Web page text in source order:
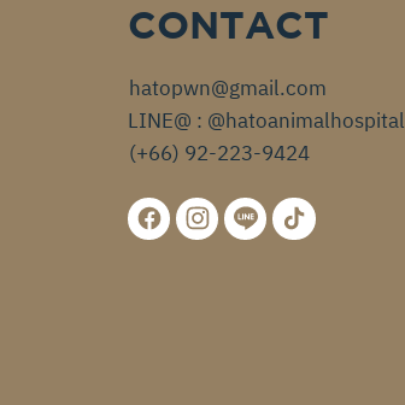
CONTACT
hatopwn@gmail.com
LINE@ : @hatoanimalhospital
(+66) 92-223-9424